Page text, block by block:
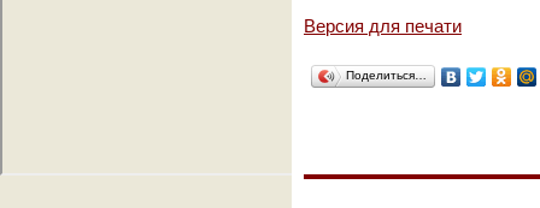
Версия для печати
Поделиться…